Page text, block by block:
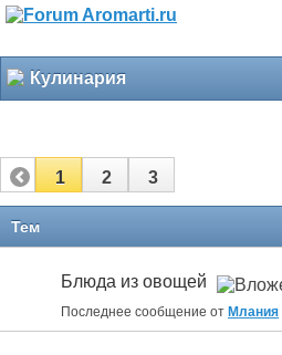
Кулинария
1 2 3
Тем
Блюда из овощей
Последнее сообщение от Млания